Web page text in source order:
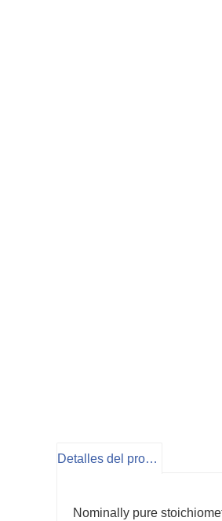
Detalles del producto
Nominally pure